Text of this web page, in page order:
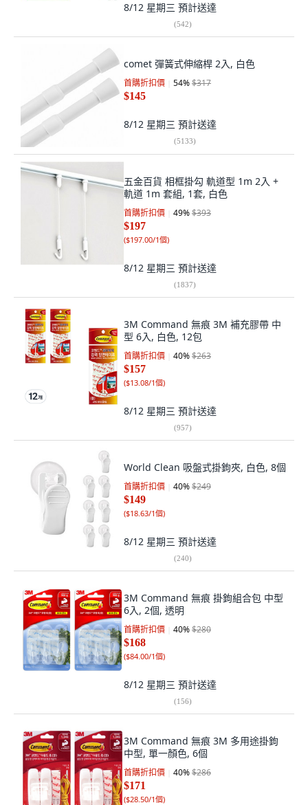
8/12 星期三 預計送達
(542)
comet 彈簧式伸縮桿 2入, 白色
首購折扣價 54%$317
$145
8/12 星期三 預計送達
(5133)
五金百貨 相框掛勾 軌道型 1m 2入 +
軌道 1m 套組, 1套, 白色
首購折扣價 49%$393
$197
($197.00/1個)
8/12 星期三 預計送達
(1837)
3M Command 無痕 3M 補充膠帶 中
型 6入, 白色, 12包
首購折扣價 40%$263
$157
($13.08/1個)
8/12 星期三 預計送達
(957)
World Clean 吸盤式掛鉤夾, 白色, 8個
首購折扣價 40%$249
$149
($18.63/1個)
8/12 星期三 預計送達
(240)
3M Command 無痕 掛鉤組合包 中型
6入, 2個, 透明
首購折扣價 40%$280
$168
($84.00/1個)
8/12 星期三 預計送達
(156)
3M Command 無痕 3M 多用途掛鉤
中型, 單一顏色, 6個
首購折扣價 40%$286
$171
($28.50/1個)